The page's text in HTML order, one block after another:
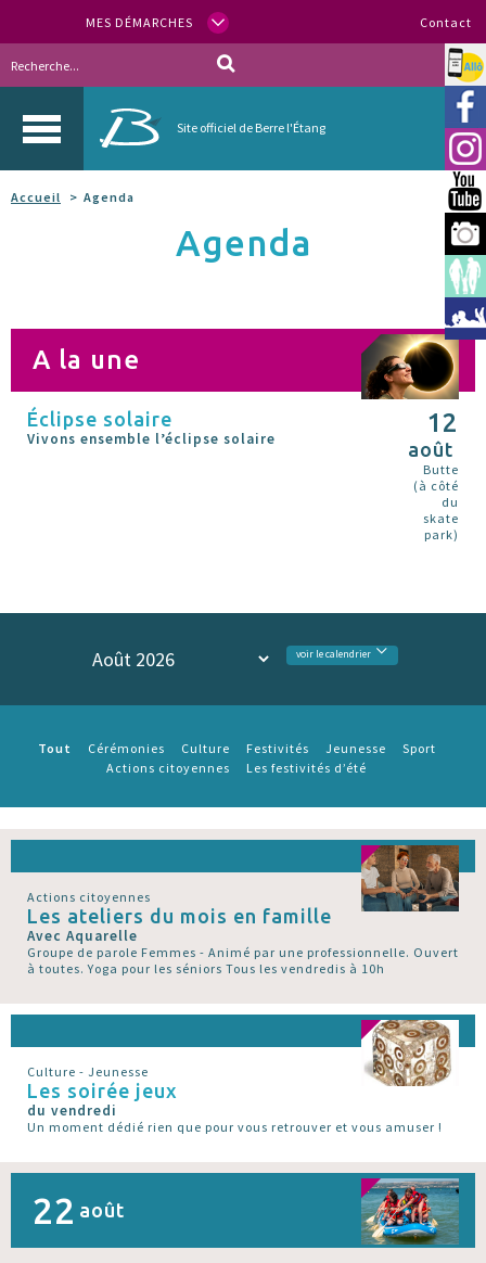
MES DÉMARCHES Contact
Site officiel de Berre l'Étang
Allo
Accueil Agenda
Agenda
A la une
Éclipse solaire
Vivons ensemble l’éclipse solaire
12
août
Butte
(à côté
du
skate
park)
voir le calendrier
Tout Cérémonies Culture Festivités Jeunesse
Sport
Actions citoyennes
Les festivités d’été
Actions citoyennes
Les ateliers du mois en famille
Avec Aquarelle
Groupe de parole Femmes - Animé par une professionnelle. Ouvert
à toutes. Yoga pour les séniors Tous les vendredis à 10h
Culture - Jeunesse
Les soirée jeux
du vendredi
Un moment dédié rien que pour vous retrouver et vous amuser !
22 août